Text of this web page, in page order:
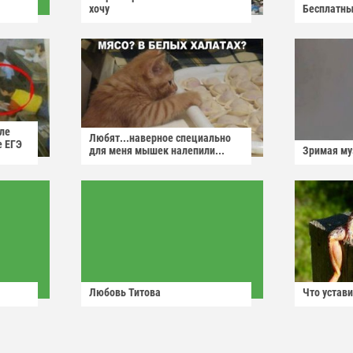
хочу
ЕГЭ
Любят...наверное специально
для меня мышек налепили...
Зримая
Любовь Титова Что